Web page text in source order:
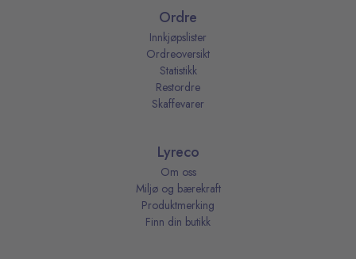
Ordre
Innkjøpslister
Ordreoversikt
Statistikk
Restordre
Skaffevarer
Lyreco
Om oss
Miljø og bærekraft
Produktmerking
Finn din butikk